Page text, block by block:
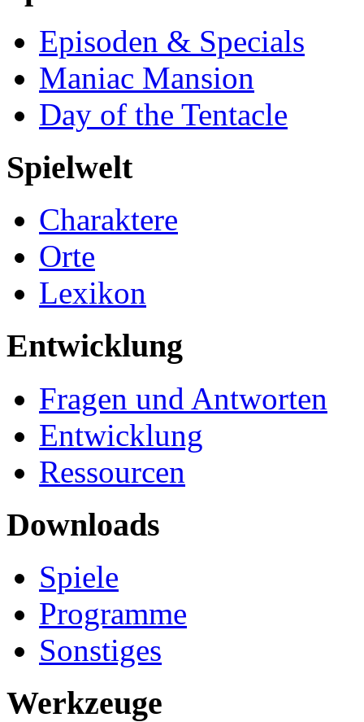
Episoden & Specials
Maniac Mansion
Day of the Tentacle
Spielwelt
Charaktere
Orte
Lexikon
Entwicklung
Fragen und Antworten
Entwicklung
Ressourcen
Downloads
Spiele
Programme
Sonstiges
Werkzeuge